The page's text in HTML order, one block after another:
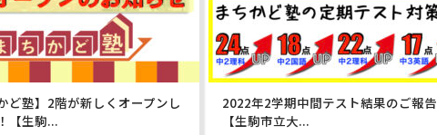
ど塾】2階が新しくオープンし
【生駒...
2022年2学期中間テスト結果のご報告
【生駒市立大...